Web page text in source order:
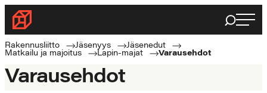
Siirry
suoraan
sisältöön
Rakennusliitto
Rakennusalan
ammattilaisten
puolella
Haku
Rakennusliitto Jäsenyys
Jäsenedut
Matkailu ja majoitus
Lapin-majat Varausehdot
Varausehdot